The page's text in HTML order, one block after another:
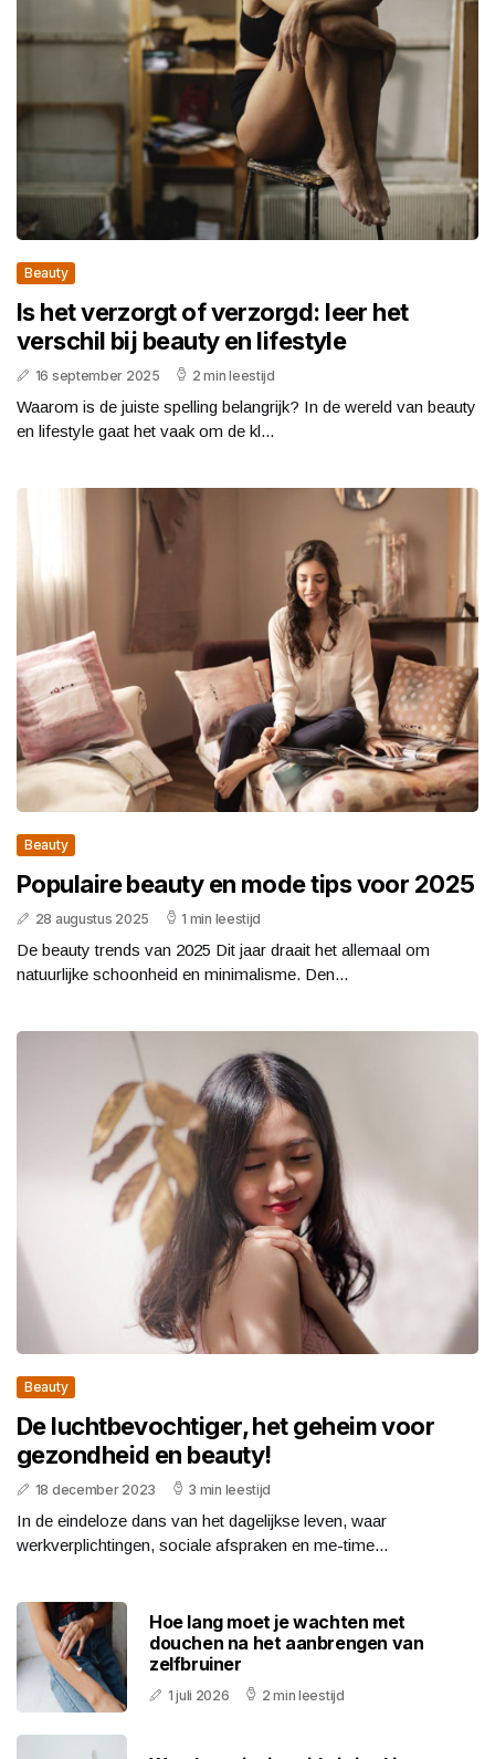
Beauty
Is het verzorgt of verzorgd: leer het
verschil bij beauty en lifestyle
16 september 2025 2 min leestijd
Waarom is de juiste spelling belangrijk? In de wereld van beauty
en lifestyle gaat het vaak om de kl...
Beauty
Populaire beauty en mode tips voor 2025
28 augustus 2025 1 min leestijd
De beauty trends van 2025 Dit jaar draait het allemaal om
natuurlijke schoonheid en minimalisme. Den...
Beauty
De luchtbevochtiger, het geheim voor
gezondheid en beauty!
18 december 2023 3 min leestijd
In de eindeloze dans van het dagelijkse leven, waar
werkverplichtingen, sociale afspraken en me-time...
Hoe lang moet je wachten met
douchen na het aanbrengen van
zelfbruiner
1 juli 2026 2 min leestijd